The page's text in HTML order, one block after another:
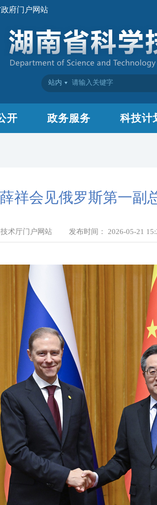
府门户网站
站内
开 政务服务 科技计
祥会见俄罗斯第一副
术厅门户网站 发布时间： 2026-05-21